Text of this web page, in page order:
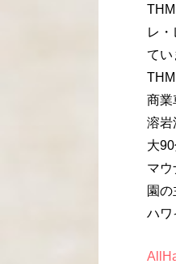
レ
てい
商業
溶岩
大
マ
園
ハワ